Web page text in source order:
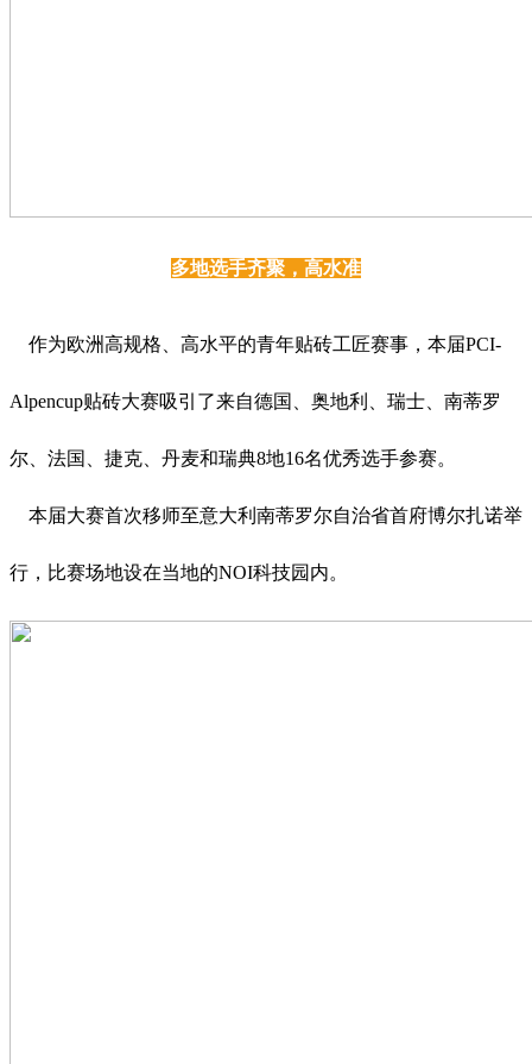
多地选手齐聚，高水准
作为欧洲高规格、高水平的青年贴砖工匠赛事，本届PCI-
Alpencup贴砖大赛吸引了来自德国、奥地利、瑞士、南蒂罗
尔、法国、捷克、丹麦和瑞典8地16名优秀选手参赛。
本届大赛首次移师至意大利南蒂罗尔自治省首府博尔扎诺举
行，比赛场地设在当地的NOI科技园内。